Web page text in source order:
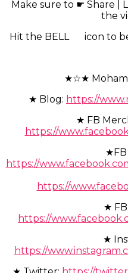
Make sure to ☛ Share |
the
Hit the BELL
icon to
★☆★
★ Blog: https://
★ FB
https://
★FB
https://
https://
★
https://
★
https://